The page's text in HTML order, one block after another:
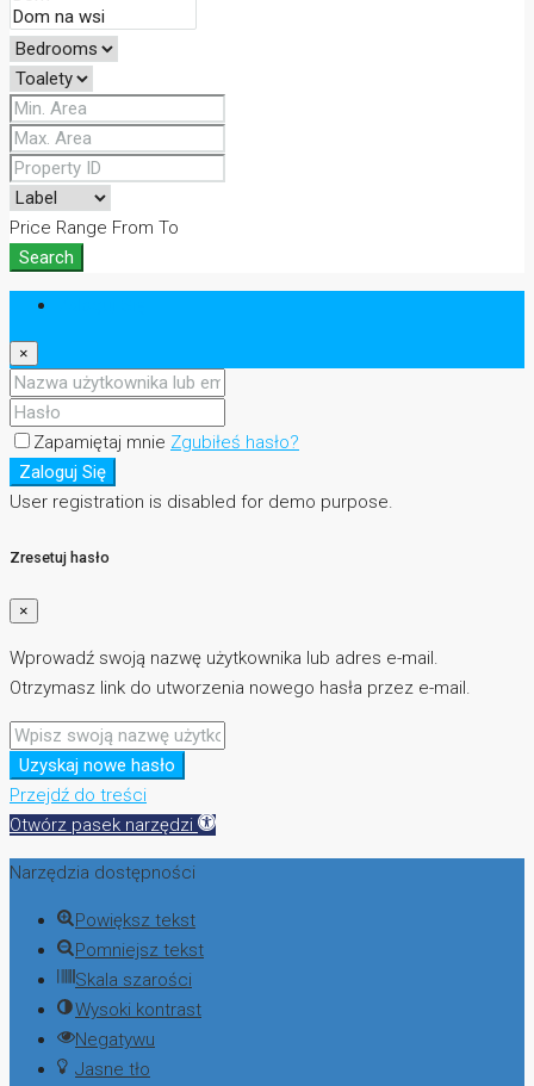
Price Range From To
Search
×
Zapamiętaj mnie Zgubiłeś hasło?
Zaloguj Się
User registration is disabled for demo purpose.
Zresetuj hasło
×
Wprowadź swoją nazwę użytkownika lub adres e-mail.
Otrzymasz link do utworzenia nowego hasła przez e-mail.
Uzyskaj nowe hasło
Przejdź do treści
Otwórz pasek narzędzi
Narzędzia dostępności
Powiększ tekst
Pomniejsz tekst
Skala szarości
Wysoki kontrast
Negatywu
Jasne tło